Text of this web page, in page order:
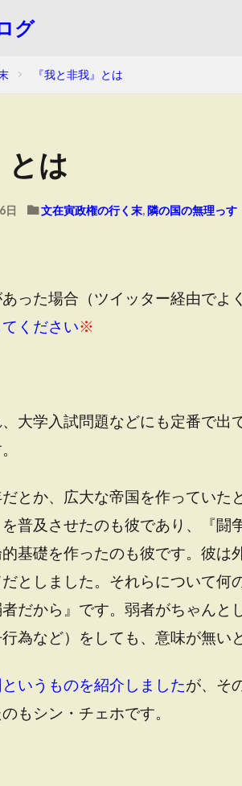
グ
『我と非我』とは
とは
日 文在寅政権の行く末,隣の国の無理っす
った場合（ツイッター経由でよ
ください※
大学入試問題などにも定番で出
とか、広大な帝国を作っていた
普及させたのも彼であり、『闘
基礎を作ったのも彼です。彼は
としました。それらについて何
者だから』です。弱者がちゃんと
為など）をしても、意味が無い
いうものを紹介しましたが、そ
もシン・チェホです。